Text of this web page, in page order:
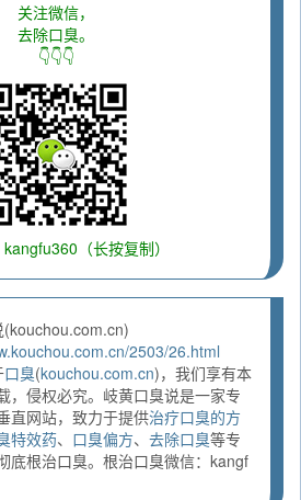
关注微信，
去除口臭。
👇👇👇
（长按复制）
2503/26.html
口臭(kouchou.com.cn)，我们享有本
，侵权必究。岐黄口臭说是一家专
直网站，致力于提供治疗口臭的方
特效药、 口臭偏方、 去除口臭等专
底根治口臭。根治口臭微信：kangf